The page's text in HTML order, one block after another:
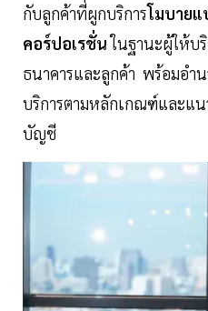
กับลูกค้าที่ผูกบริการโมบายแ
คอร์ปอเรชั่นในฐานะผู้ให้บ
ธนาคารและลูกค้า พร้อมอำ
บริการตามหลักเกณฑ์และแน
บัญชี